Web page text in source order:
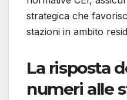
strategica che
stazioni in ambito
La risposta
numeri alle